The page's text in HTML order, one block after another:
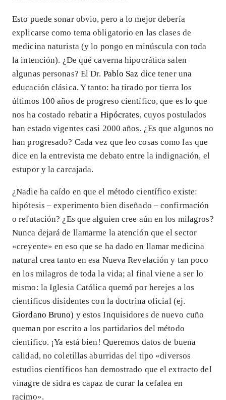
Esto puede sonar obvio, pero a lo mejor debería
explicarse como tema obligatorio en las clases de
medicina naturista (y lo pongo en minúscula con toda
la intención). ¿De qué caverna hipocrática salen
algunas personas? El Dr. Pablo Saz dice tener una
educación clásica. Y tanto: ha tirado por tierra los
últimos 100 años de progreso científico, que es lo que
nos ha costado rebatir a Hipócrates, cuyos postulados
han estado vigentes casi 2000 años. ¿Es que algunos no
han progresado? Cada vez que leo cosas como las que
dice en la entrevista me debato entre la indignación, el
estupor y la carcajada.
¿Nadie ha caído en que el método científico existe:
hipótesis – experimento bien diseñado – confirmación
o refutación? ¿Es que alguien cree aún en los milagros?
Nunca dejará de llamarme la atención que el sector
«creyente» en eso que se ha dado en llamar medicina
natural crea tanto en esa Nueva Revelación y tan poco
en los milagros de toda la vida; al final viene a ser lo
mismo: la Iglesia Católica quemó por herejes a los
científicos disidentes con la doctrina oficial (ej.
Giordano Bruno) y estos Inquisidores de nuevo cuño
queman por escrito a los partidarios del método
científico. ¡Ya está bien! Queremos datos de buena
calidad, no coletillas aburridas del tipo «diversos
estudios científicos han demostrado que el extracto del
vinagre de sidra es capaz de curar la cefalea en
racimo».